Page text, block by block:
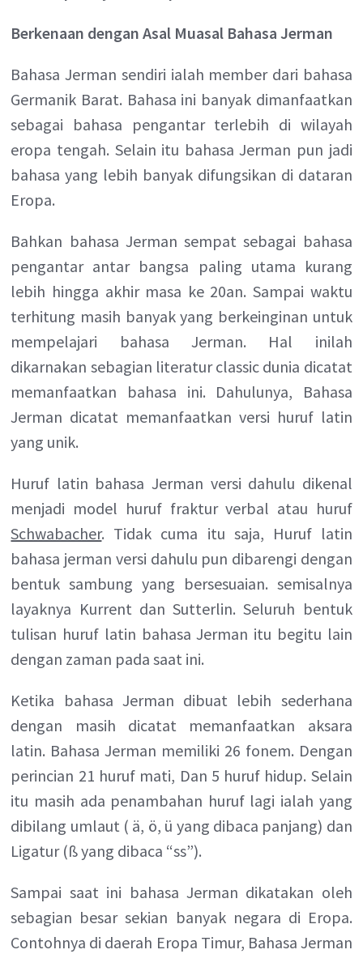
Berkenaan dengan Asal Muasal Bahasa Jerman
Bahasa Jerman sendiri ialah member dari bahasa
Germanik Barat. Bahasa ini banyak dimanfaatkan
sebagai bahasa pengantar terlebih di wilayah
eropa tengah. Selain itu bahasa Jerman pun jadi
bahasa yang lebih banyak difungsikan di dataran
Eropa.
Bahkan bahasa Jerman sempat sebagai bahasa
pengantar antar bangsa paling utama kurang
lebih hingga akhir masa ke 20an. Sampai waktu
terhitung masih banyak yang berkeinginan untuk
mempelajari bahasa Jerman. Hal inilah
dikarnakan sebagian literatur classic dunia dicatat
memanfaatkan bahasa ini. Dahulunya, Bahasa
Jerman dicatat memanfaatkan versi huruf latin
yang unik.
Huruf latin bahasa Jerman versi dahulu dikenal
menjadi model huruf fraktur verbal atau huruf
Schwabacher. Tidak cuma itu saja, Huruf latin
bahasa jerman versi dahulu pun dibarengi dengan
bentuk sambung yang bersesuaian. semisalnya
layaknya Kurrent dan Sutterlin. Seluruh bentuk
tulisan huruf latin bahasa Jerman itu begitu lain
dengan zaman pada saat ini.
Ketika bahasa Jerman dibuat lebih sederhana
dengan masih dicatat memanfaatkan aksara
latin. Bahasa Jerman memiliki 26 fonem. Dengan
perincian 21 huruf mati, Dan 5 huruf hidup. Selain
itu masih ada penambahan huruf lagi ialah yang
dibilang umlaut ( ä, ö, ü yang dibaca panjang) dan
Ligatur (ß yang dibaca “ss”).
Sampai saat ini bahasa Jerman dikatakan oleh
sebagian besar sekian banyak negara di Eropa.
Contohnya di daerah Eropa Timur, Bahasa Jerman